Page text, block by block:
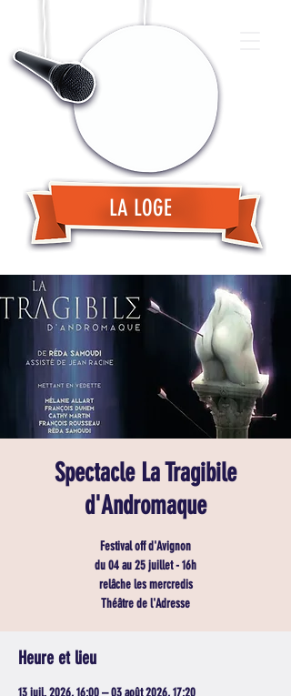
LA LOGE
Spectacle La Tragibile
d'Andromaque
Festival off d'Avignon
du 04 au 25 juillet - 16h
relâche les mercredis
Théâtre de l'Adresse
Heure et lieu
13 juil. 2026, 16:00 – 03 août 2026, 17:20